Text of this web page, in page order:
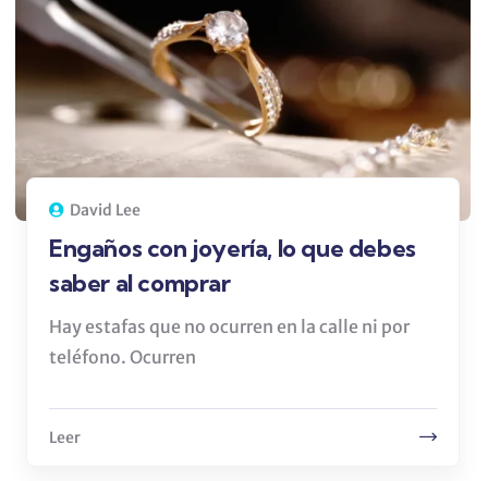
David Lee
Engaños con joyería, lo que debes
saber al comprar
Hay estafas que no ocurren en la calle ni por
teléfono. Ocurren
Leer